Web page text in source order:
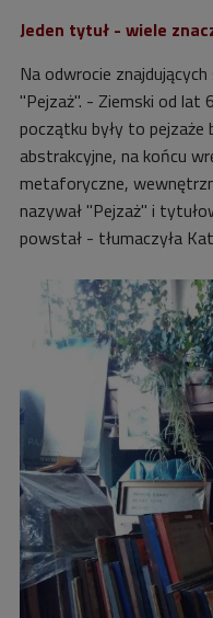
Jeden tytuł - wiele
Na odwrocie
"Pejzaż". - Ziemski od
początku były to pejzaże
abstrakcyjne, na końcu
metaforyczne,
nazywał "Pejzaż" i
powstał - tłumaczyła